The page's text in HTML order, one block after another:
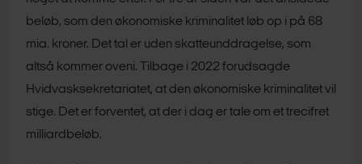
beløb, som den økonomiske kriminalitet løb op i på 68
mia. kroner. Det tal er uden skatteunddragelse, som
altså kommer oveni. Tilbage i 2022 forudsagde
Hvidvasksekretariatet, at den økonomiske kriminalitet vil
stige. Det er forventet, at der i dag er tale om et trecifret
milliardbeløb.